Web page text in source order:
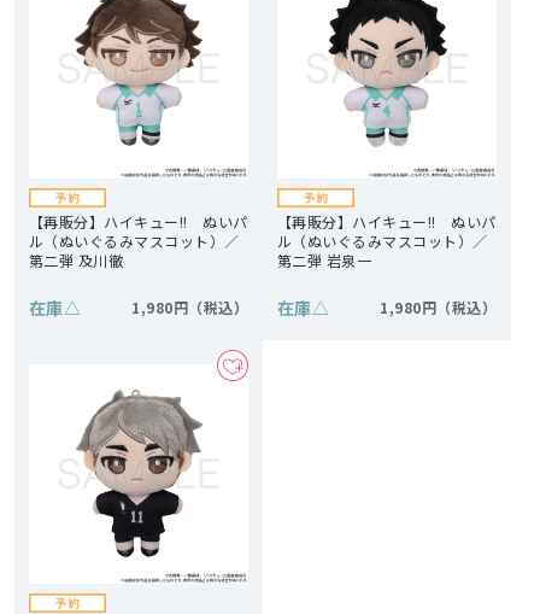
【再販分】ハイキュー!! ぬいパ
ル（ぬいぐるみマスコット）／
第二弾 及川徹
在庫△ 1,980円
【再販分】ハイキュー!! ぬいパ
ル（ぬいぐるみマスコット）／
第二弾 岩泉一
在庫△ 1,980円